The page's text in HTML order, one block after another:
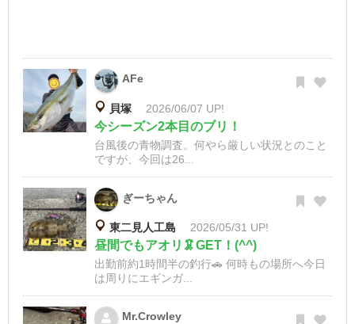
AFe
貝塚 2026/06/07 UP!
今シーズン2本目のブリ！
台風後の青物調査。何やら厳しい状況とのこと
ですが、今回は26...
ぎーちゃん
東二見人工島 2026/05/31 UP!
昼間でもアオリ🦑GET！(^^)
出勤前約1時間半の釣行🚗 何時もの場所へ今日
は周りにエギンガ...
Mr.Crowley